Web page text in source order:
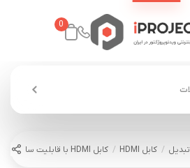
0
کابل HDMI کابل HDMI با قابلیت ساپورت 4K برند RTC سایز 7 متر